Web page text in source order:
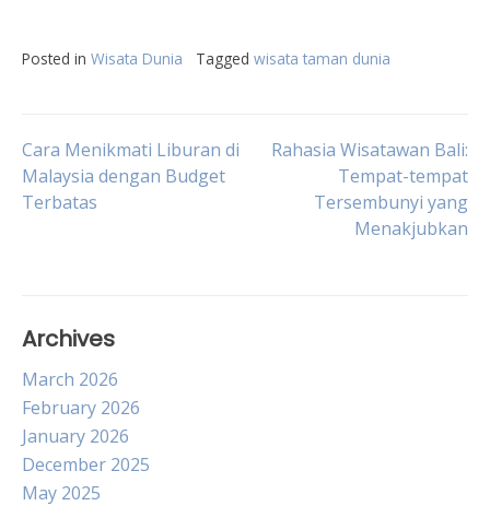
Posted in Wisata Dunia Tagged wisata taman dunia
Post
navigation
Cara Menikmati Liburan di
Malaysia dengan Budget
Terbatas
Rahasia Wisatawan Bali:
Tempat-tempat
Tersembunyi yang
Menakjubkan
Archives
March 2026
February 2026
January 2026
December 2025
May 2025